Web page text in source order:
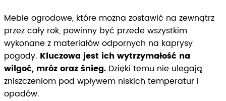
Meble ogrodowe, które można zostawić na zewnątrz
przez cały rok, powinny być przede wszystkim
wykonane z materiałów odpornych na kaprysy
pogody. Kluczowa jest ich wytrzymałość na
wilgoć, mróz oraz śnieg. Dzięki temu nie ulegają
zniszczeniom pod wpływem niskich temperatur i
opadów.